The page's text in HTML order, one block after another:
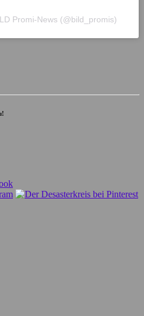
Promi-News (@bild_promis)